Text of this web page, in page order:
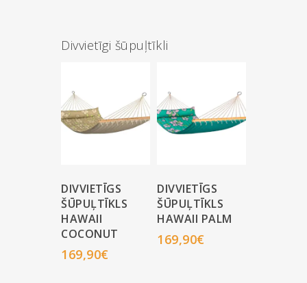
Divvietīgi šūpuļtīkli
DIVVIETĪGS
ŠŪPUĻTĪKLS
HAWAII
COCONUT
169,90€
DIVVIETĪGS
ŠŪPUĻTĪKLS
HAWAII PALM
169,90€